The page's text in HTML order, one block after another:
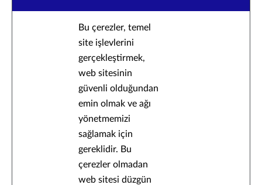
Bu çerezler, temel
site işlevlerini
gerçekleştirmek,
web sitesinin
güvenli olduğundan
emin olmak ve ağı
yönetmemizi
sağlamak için
gereklidir. Bu
çerezler olmadan
web sitesi düzgün